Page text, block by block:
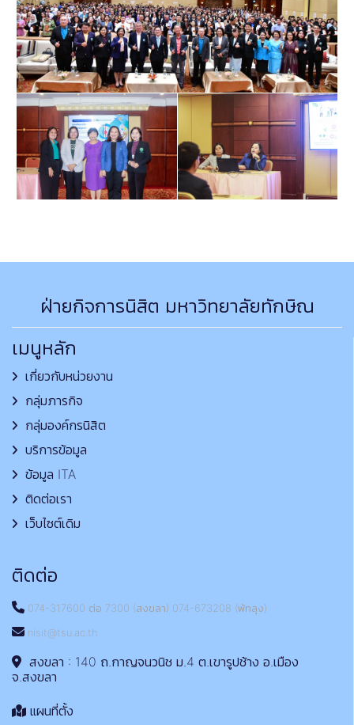
ฝ่ายกิจการนิสิต มหาวิทยาลัยทักษิณ
เมนูหลัก
เกี่ยวกับหน่วยงาน
กลุ่มภารกิจ
กลุ่มองค์กรนิสิต
บริการข้อมูล
ข้อมูล ITA
ติดต่อเรา
เว็บไซต์เดิม
ติดต่อ
074-317600 ต่อ 7300 (สงขลา) 074-673208 (พัทลุง)
nisit@tsu.ac.th
สงขลา : 140 ถ.กาญจนวนิช ม.4 ต.เขารูปช้าง อ.เมือง
จ.สงขลา
แผนที่ตั้ง